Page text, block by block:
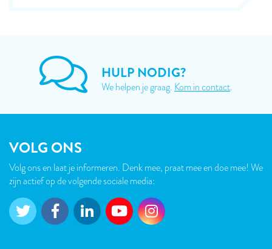
HULP NODIG?
We helpen je graag. Kom in contact.
VOLG ONS
Volg ons en laat je informeren. Denk mee, praat mee en doe mee! We
zijn actief op de volgende sociale media: